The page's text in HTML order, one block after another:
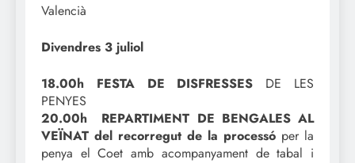
Valencià
Divendres 3 juliol
18.00h FESTA DE DISFRESSES DE LES
PENYES
20.00h REPARTIMENT DE BENGALES AL
VEÏNAT del recorregut de la processó per la
penya el Coet amb acompanyament de tabal i